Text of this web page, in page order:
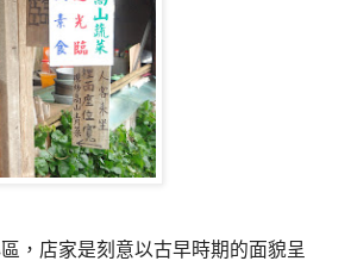
，店家是刻意以古早時期的面貌呈